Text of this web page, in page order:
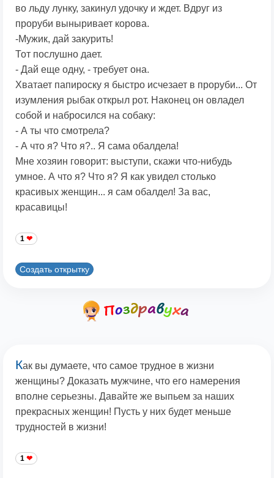
во льду лунку, закинул удочку и ждет. Вдруг из
проруби выныривает корова.
-Мужик, дай закурить!
Тот послушно дает.
- Дай еще одну, - требует она.
Хватает папироску я быстро исчезает в проруби... От
изумления рыбак открыл рот. Наконец он овладел
собой и набросился на собаку:
- А ты что смотрела?
- А что я? Что я?.. Я сама обалдела!
Мне хозяин говорит: выступи, скажи что-нибудь
умное. А что я? Что я? Я как увидел столько
красивых женщин... я сам обалдел! За вас,
красавицы!
1
Создать открытку
Как вы думаете, что самое трудное в жизни
женщины? Доказать мужчине, что его намерения
вполне серьезны. Давайте же выпьем за наших
прекрасных женщин! Пусть у них будет меньше
трудностей в жизни!
1